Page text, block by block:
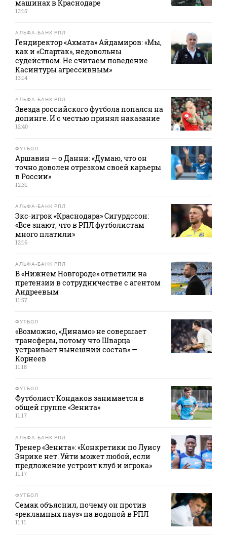
машинах в Краснодаре
13:15
АЛЬФА-БАНК РПЛ
Гендиректор «Ахмата» Айдамиров: «Мы,
как и «Спартак», недовольны
судейством. Не считаем поведение
Касинтуры агрессивным»
13:14
АЛЬФА-БАНК РПЛ
Звезда российского футбола попался на
допинге. И с честью принял наказание
12:40
ФУТБОЛ
Аршавин — о Данни: «Думаю, что он
точно доволен отрезком своей карьеры
в России»
12:31
АЛЬФА-БАНК РПЛ
Экс‑игрок «Краснодара» Сигурдссон:
«Все знают, что в РПЛ футболистам
много платили»
12:16
АЛЬФА-БАНК РПЛ
В «Нижнем Новгороде» ответили на
претензии в сотрудничестве с агентом
Андреевым
11:57
ФУТБОЛ
«Возможно, «Динамо» не совершает
трансферы, потому что Шварца
устраивает нынешний состав» —
Корнеев
11:18
ФУТБОЛ
Футболист Кондаков занимается в
общей группе «Зенита»
11:17
АЛЬФА-БАНК РПЛ
Тренер «Зенита»: «Конкретики по Луису
Энрике нет. Уйти может любой, если
предложение устроит клуб и игрока»
11:17
ФУТБОЛ
Семак объяснил, почему он против
«рекламных пауз» на водопой в РПЛ
11:11